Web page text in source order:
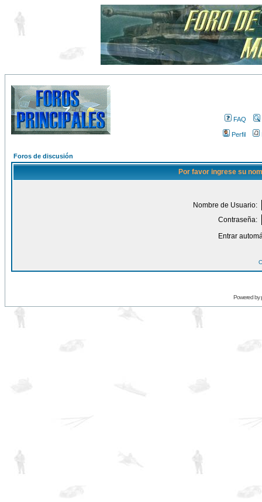
FAQ
Perfil
Foros de discusión
Por favor ingrese su
Nombre de Usuario:
Contraseña:
Entrar
Powered by